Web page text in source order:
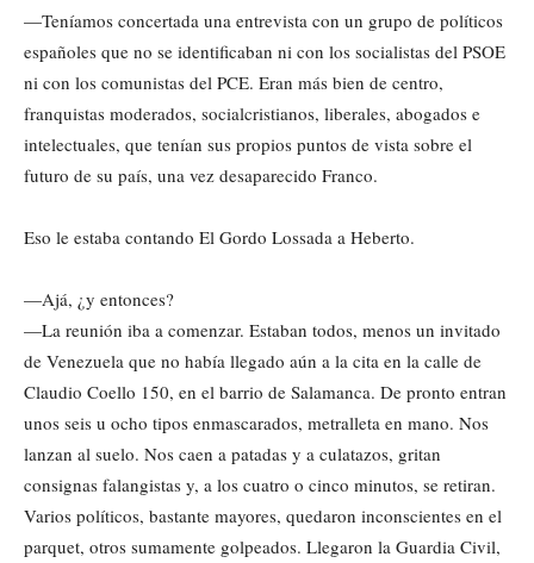
—Teníamos concertada una entrevista con un grupo de políticos
españoles que no se identificaban ni con los socialistas del PSOE
ni con los comunistas del PCE. Eran más bien de centro,
franquistas moderados, socialcristianos, liberales, abogados e
intelectuales, que tenían sus propios puntos de vista sobre el
futuro de su país, una vez desaparecido Franco.
Eso le estaba contando El Gordo Lossada a Heberto.
—Ajá, ¿y entonces?
—La reunión iba a comenzar. Estaban todos, menos un invitado
de Venezuela que no había llegado aún a la cita en la calle de
Claudio Coello 150, en el barrio de Salamanca. De pronto entran
unos seis u ocho tipos enmascarados, metralleta en mano. Nos
lanzan al suelo. Nos caen a patadas y a culatazos, gritan
consignas falangistas y, a los cuatro o cinco minutos, se retiran.
Varios políticos, bastante mayores, quedaron inconscientes en el
parquet, otros sumamente golpeados. Llegaron la Guardia Civil,